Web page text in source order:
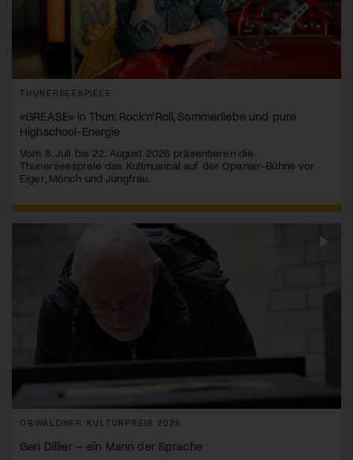
THUNERSEESPIELE
«GREASE» in Thun: Rock’n’Roll, Sommerliebe und pure
Highschool-Energie
Vom 8. Juli bis 22. August 2026 präsentieren die
Thunerseespiele das Kultmusical auf der Openair-Bühne vor
Eiger, Mönch und Jungfrau.
OBWALDNER KULTURPREIS 2025
Geri Dillier – ein Mann der Sprache